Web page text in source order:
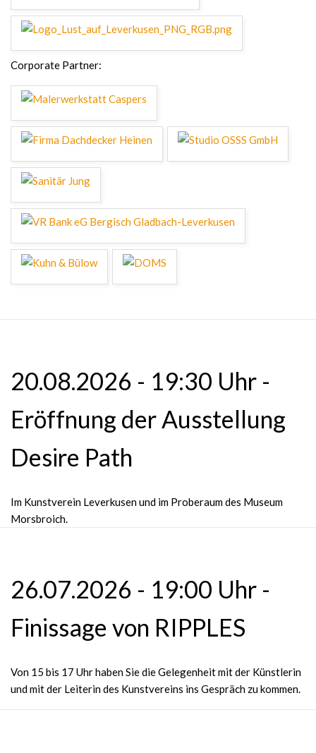
Corporate Partner:
20.08.2026 - 19:30 Uhr -
Eröffnung der Ausstellung
Desire Path
Im Kunstverein Leverkusen und im Proberaum des Museum
Morsbroich.
26.07.2026 - 19:00 Uhr -
Finissage von RIPPLES
Von 15 bis 17 Uhr haben Sie die Gelegenheit mit der Künstlerin
und mit der Leiterin des Kunstvereins ins Gespräch zu kommen.